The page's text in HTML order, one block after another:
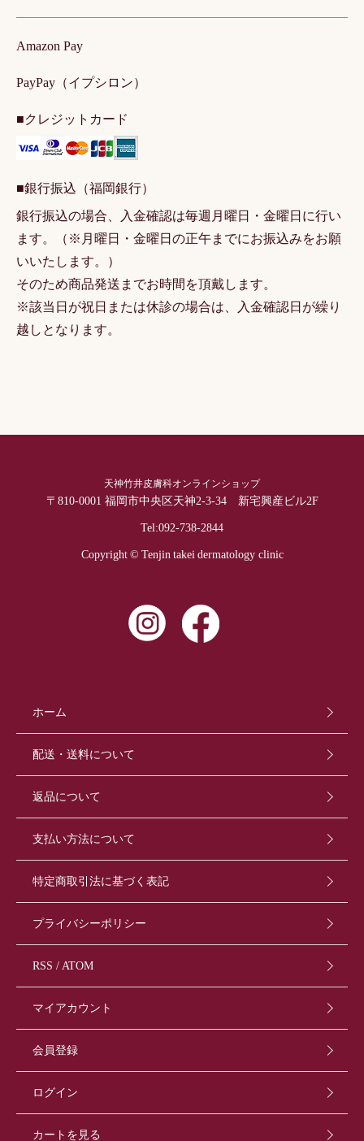
Amazon Pay
PayPay（イプシロン）
■クレジットカード
■銀行振込（福岡銀行）
銀行振込の場合、入金確認は毎週月曜日・金曜日に行い
ます。（※月曜日・金曜日の正午までにお振込みをお願
いいたします。）
そのため商品発送までお時間を頂戴します。
※該当日が祝日または休診の場合は、入金確認日が繰り
越しとなります。
天神竹井皮膚科オンラインショップ
〒810-0001 福岡市中央区天神2-3-34 新宅興産ビル2F
Tel:092-738-2844
Copyright © Tenjin takei dermatology clinic
ホーム
配送・送料について
返品について
支払い方法について
特定商取引法に基づく表記
プライバシーポリシー
RSS / ATOM
マイアカウント
会員登録
ログイン
カートを見る